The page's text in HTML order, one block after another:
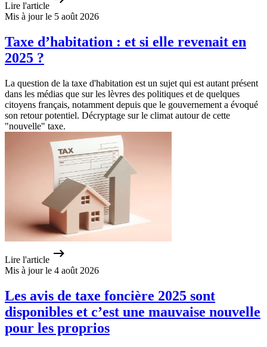
Lire l'article
Mis à jour le 5 août 2026
Taxe d’habitation : et si elle revenait en
2025 ?
La question de la taxe d'habitation est un sujet qui est autant présent
dans les médias que sur les lèvres des politiques et de quelques
citoyens français, notamment depuis que le gouvernement a évoqué
son retour potentiel. Décryptage sur le climat autour de cette
"nouvelle" taxe.
Lire l'article
Mis à jour le 4 août 2026
Les avis de taxe foncière 2025 sont
disponibles et c’est une mauvaise nouvelle
pour les proprios